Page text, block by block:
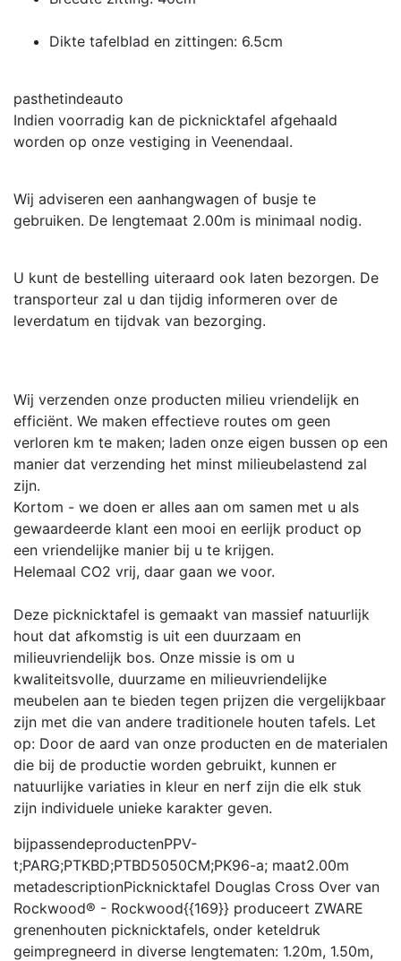
Dikte tafelblad en zittingen: 6.5cm
pasthetindeauto
Indien voorradig kan de picknicktafel afgehaald
worden op onze vestiging in Veenendaal.
Wij adviseren een aanhangwagen of busje te
gebruiken. De lengtemaat 2.00m is minimaal nodig.
U kunt de bestelling uiteraard ook laten bezorgen. De
transporteur zal u dan tijdig informeren over de
leverdatum en tijdvak van bezorging.
Wij verzenden onze producten milieu vriendelijk en
efficiënt. We maken effectieve routes om geen
verloren km te maken; laden onze eigen bussen op een
manier dat verzending het minst milieubelastend zal
zijn.
Kortom - we doen er alles aan om samen met u als
gewaardeerde klant een mooi en eerlijk product op
een vriendelijke manier bij u te krijgen.
Helemaal CO2 vrij, daar gaan we voor.
Deze picknicktafel is gemaakt van massief natuurlijk
hout dat afkomstig is uit een duurzaam en
milieuvriendelijk bos. Onze missie is om u
kwaliteitsvolle, duurzame en milieuvriendelijke
meubelen aan te bieden tegen prijzen die vergelijkbaar
zijn met die van andere traditionele houten tafels. Let
op: Door de aard van onze producten en de materialen
die bij de productie worden gebruikt, kunnen er
natuurlijke variaties in kleur en nerf zijn die elk stuk
zijn individuele unieke karakter geven.
bijpassendeproductenPPV-
t;PARG;PTKBD;PTBD5050CM;PK96-a; maat2.00m
metadescriptionPicknicktafel Douglas Cross Over van
Rockwood® - Rockwood{{169}} produceert ZWARE
grenenhouten picknicktafels, onder keteldruk
geimpregneerd in diverse lengtematen: 1.20m, 1.50m,